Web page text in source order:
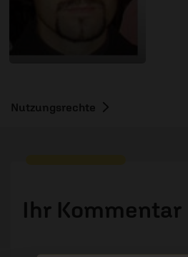
Nutzungsrechte
Ihr Kommentar